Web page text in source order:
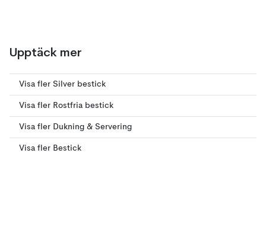
Upptäck mer
Visa fler Silver bestick
Visa fler Rostfria bestick
Visa fler Dukning & Servering
Visa fler Bestick